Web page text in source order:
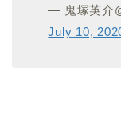
— 鬼塚英介
July 10,